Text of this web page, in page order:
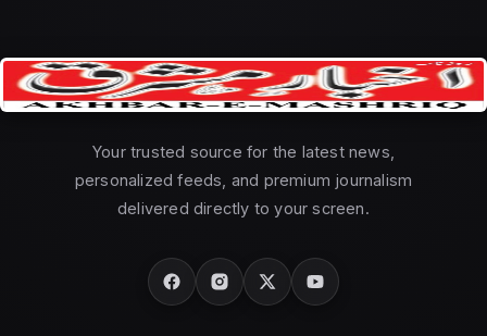
Your trusted source for the latest news,
personalized feeds, and premium journalism
delivered directly to your screen.